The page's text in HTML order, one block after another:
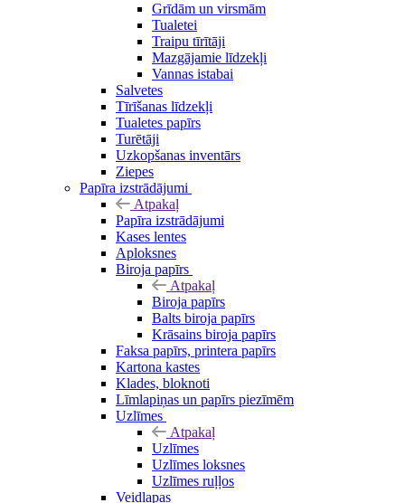
Grīdām un virsmām
Tualetei
Traipu tīrītāji
Mazgājamie līdzekļi
Vannas istabai
Salvetes
Tīrīšanas līdzekļi
Tualetes papīrs
Turētāji
Uzkopšanas inventārs
Ziepes
Papīra izstrādājumi
Atpakaļ
Papīra izstrādājumi
Kases lentes
Aploksnes
Biroja papīrs
Atpakaļ
Biroja papīrs
Balts biroja papīrs
Krāsains biroja papīrs
Faksa papīrs, printera papīrs
Kartona kastes
Klades, bloknoti
Līmlapiņas un papīrs piezīmēm
Uzlīmes
Atpakaļ
Uzlīmes
Uzlīmes loksnes
Uzlīmes ruļļos
Veidlapas